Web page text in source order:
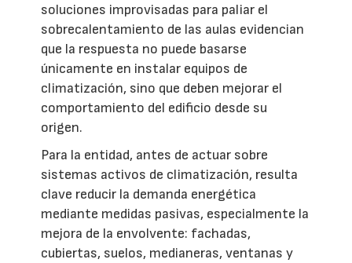
soluciones improvisadas para paliar el
sobrecalentamiento de las aulas evidencian
que la respuesta no puede basarse
únicamente en instalar equipos de
climatización, sino que deben mejorar el
comportamiento del edificio desde su
origen.
Para la entidad, antes de actuar sobre
sistemas activos de climatización, resulta
clave reducir la demanda energética
mediante medidas pasivas, especialmente la
mejora de la envolvente: fachadas,
cubiertas, suelos, medianeras, ventanas y